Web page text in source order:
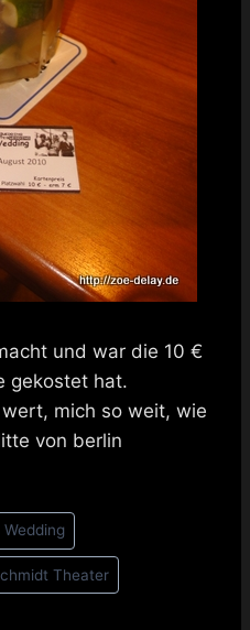
und war die 10 €
gekostet hat.
mich so weit, wie
von berlin
Theater